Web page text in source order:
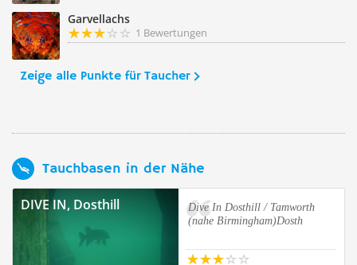
Garvellachs
1 Bewertungen
Zeige alle Punkte für Taucher
Tauchbasen in der Nähe
DIVE IN, Dosthill
Dive In Dosthill / Tamworth
(nahe Birmingham)Dosth